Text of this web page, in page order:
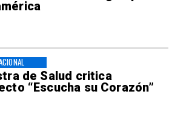
de Salud critica
“Escucha su Corazón”